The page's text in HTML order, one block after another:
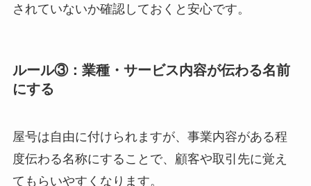
されていないか確認しておくと安心です。
ルール③：業種・サービス内容が伝わる名前
にする
屋号は自由に付けられますが、事業内容がある程
度伝わる名称にすることで、顧客や取引先に覚え
てもらいやすくなります。